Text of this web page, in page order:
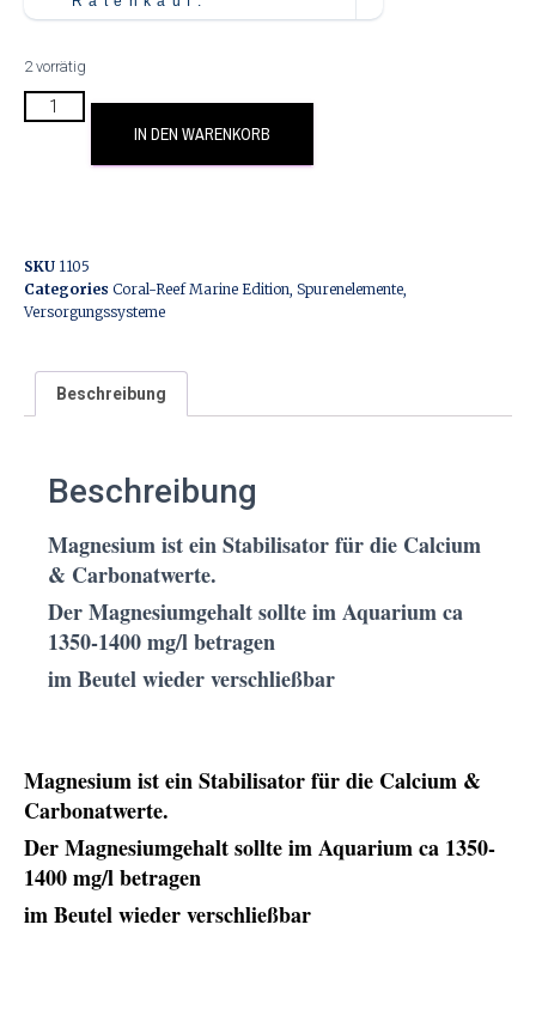
2 vorrätig
IN DEN WARENKORB
SKU 1105
Categories Coral-Reef Marine Edition Spurenelemente
Versorgungssysteme
Beschreibung
Beschreibung
Magnesium ist ein Stabilisator für die Calcium
& Carbonatwerte.
Der Magnesiumgehalt sollte im Aquarium ca
1350-1400 mg/l betragen
im Beutel wieder verschließbar
Magnesium ist ein Stabilisator für die Calcium &
Carbonatwerte.
Der Magnesiumgehalt sollte im Aquarium ca 1350-
1400 mg/l betragen
im Beutel wieder verschließbar